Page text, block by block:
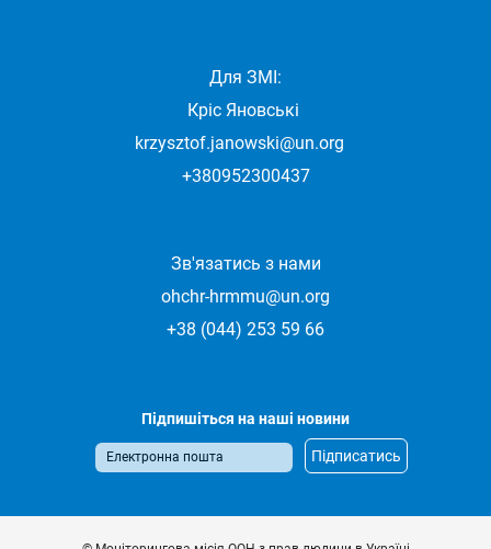
Для ЗМІ:
Кріс Яновські
krzysztof.janowski@un.org
+380952300437
Зв'язатись з нами
ohchr-hrmmu@un.org
+38 (044) 253 59 66
Підпишіться на наші новини